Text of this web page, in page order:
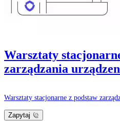
Warsztaty
zarządzania
Warsztaty stacjonarne z podstaw
Zapytaj